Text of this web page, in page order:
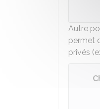
Autre
permet
privés